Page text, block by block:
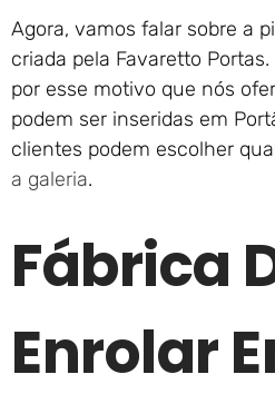
Agora, vamos falar sobre a
criada pela Favaretto
por esse motivo que nós
podem ser inseridas em
clientes podem escolher
a galeria.
Fábrica
Enrolar